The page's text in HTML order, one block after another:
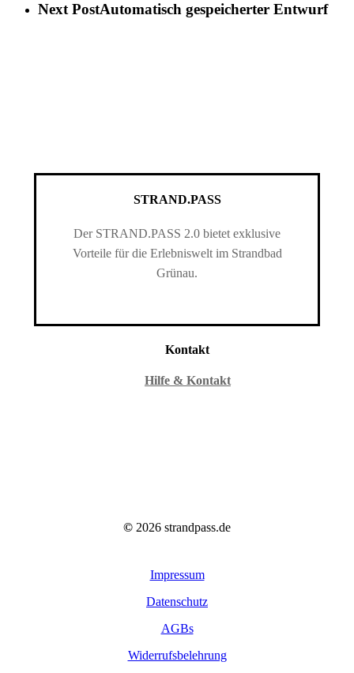
Next PostAutomatisch gespeicherter Entwurf
STRAND.PASS
Der STRAND.PASS 2.0 bietet exklusive
Vorteile für die Erlebniswelt im Strandbad
Grünau.
Kontakt
Hilfe & Kontakt
© 2026 strandpass.de
Impressum
Datenschutz
AGBs
Widerrufsbelehrung